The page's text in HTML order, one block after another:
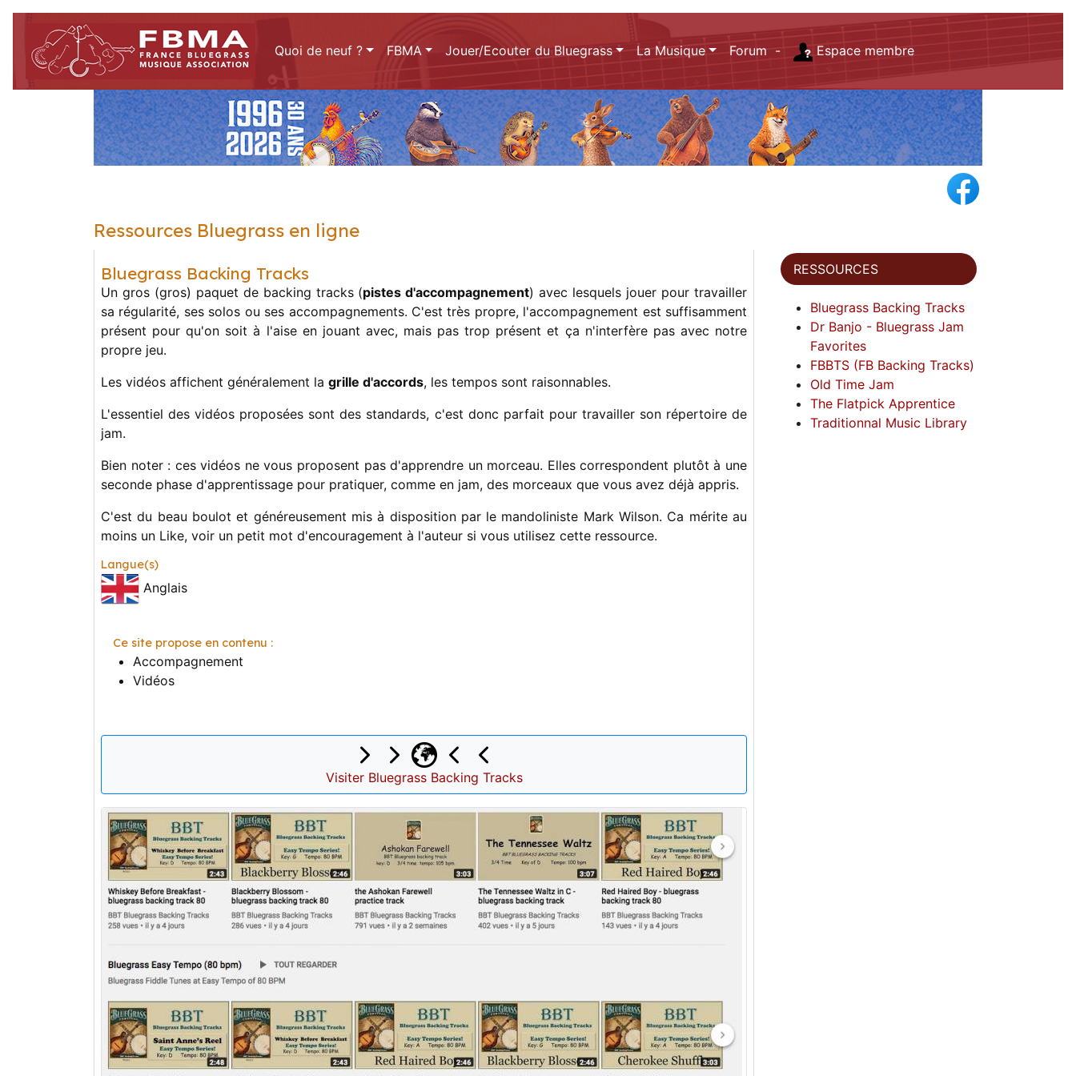
Quoi de neuf ? FBMA Jouer/Ecouter du Bluegrass La Musique Forum - Espace membre
Ressources Bluegrass en ligne
Bluegrass Backing Tracks
Un gros (gros) paquet de backing tracks (pistes d'accompagnement) avec lesquels jouer pour travailler
sa régularité, ses solos ou ses accompagnements. C'est très propre, l'accompagnement est suffisamment
présent pour qu'on soit à l'aise en jouant avec, mais pas trop présent et ça n'interfère pas avec notre
propre jeu.
Les vidéos affichent généralement la grille d'accords, les tempos sont raisonnables.
L'essentiel des vidéos proposées sont des standards, c'est donc parfait pour travailler son répertoire de
jam.
Bien noter : ces vidéos ne vous proposent pas d'apprendre un morceau. Elles correspondent plutôt à une
seconde phase d'apprentissage pour pratiquer, comme en jam, des morceaux que vous avez déjà appris.
C'est du beau boulot et généreusement mis à disposition par le mandoliniste Mark Wilson. Ca mérite au
moins un Like, voir un petit mot d'encouragement à l'auteur si vous utilisez cette ressource.
Langue(s)
Anglais
Ce site propose en contenu :
Accompagnement
Vidéos
Visiter Bluegrass Backing Tracks
RESSOURCES
Bluegrass Backing Tracks
Dr Banjo - Bluegrass Jam
Favorites
FBBTS (FB Backing Tracks)
Old Time Jam
The Flatpick Apprentice
Traditionnal Music Library